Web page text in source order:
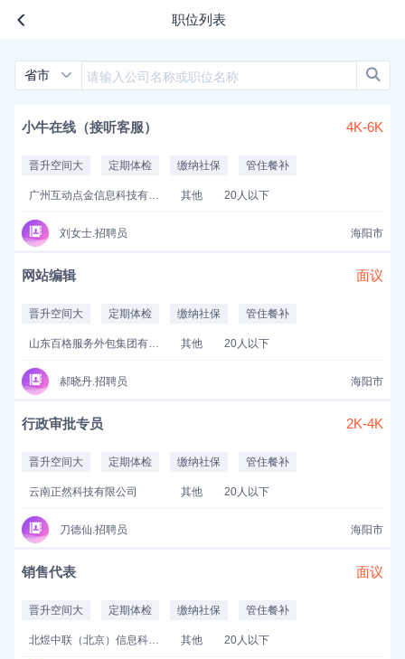
职位列表
省市
小牛在线（接听客服） 4K-6K
晋升空间大 定期体检 缴纳社保 管住餐补
广州互动点金信息科技有限公司 其他 20人以下
刘女士.招聘员 海阳市
网站编辑 面议
晋升空间大 定期体检 缴纳社保 管住餐补
山东百格服务外包集团有限公司 其他 20人以下
郝晓丹.招聘员 海阳市
行政审批专员 2K-4K
晋升空间大 定期体检 缴纳社保 管住餐补
云南正然科技有限公司 其他 20人以下
刀德仙.招聘员 海阳市
销售代表 面议
晋升空间大 定期体检 缴纳社保 管住餐补
北煜中联（北京）信息科技有限公司 其他 20人以下